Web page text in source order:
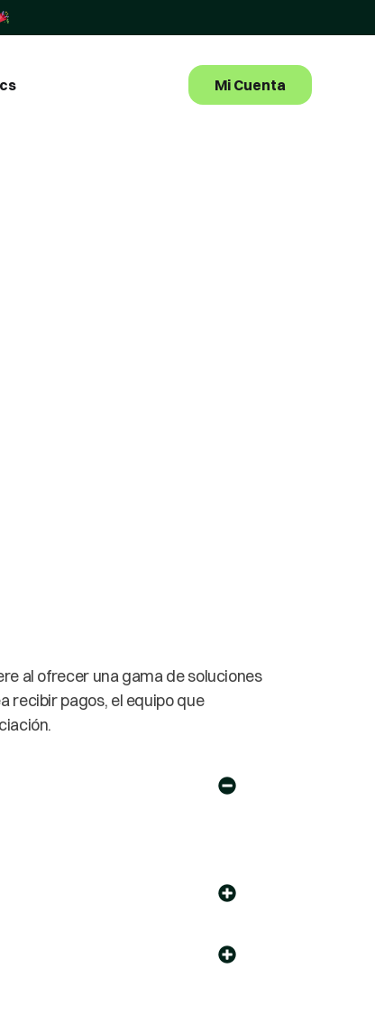
Mi Cuenta
al ofrecer una gama de soluciones
recibir pagos, el equipo que